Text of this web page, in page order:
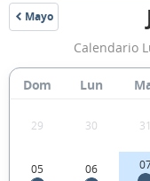
Mayo
1910
Calendario
Dom Lun
29 30 31
05 06